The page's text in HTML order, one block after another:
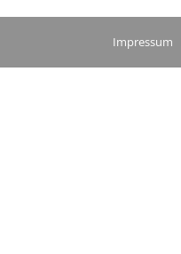
Impressum